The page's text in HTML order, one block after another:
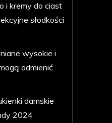
i kremy do ciast
słodkości
wysokie i
odmienić
damskie
2024